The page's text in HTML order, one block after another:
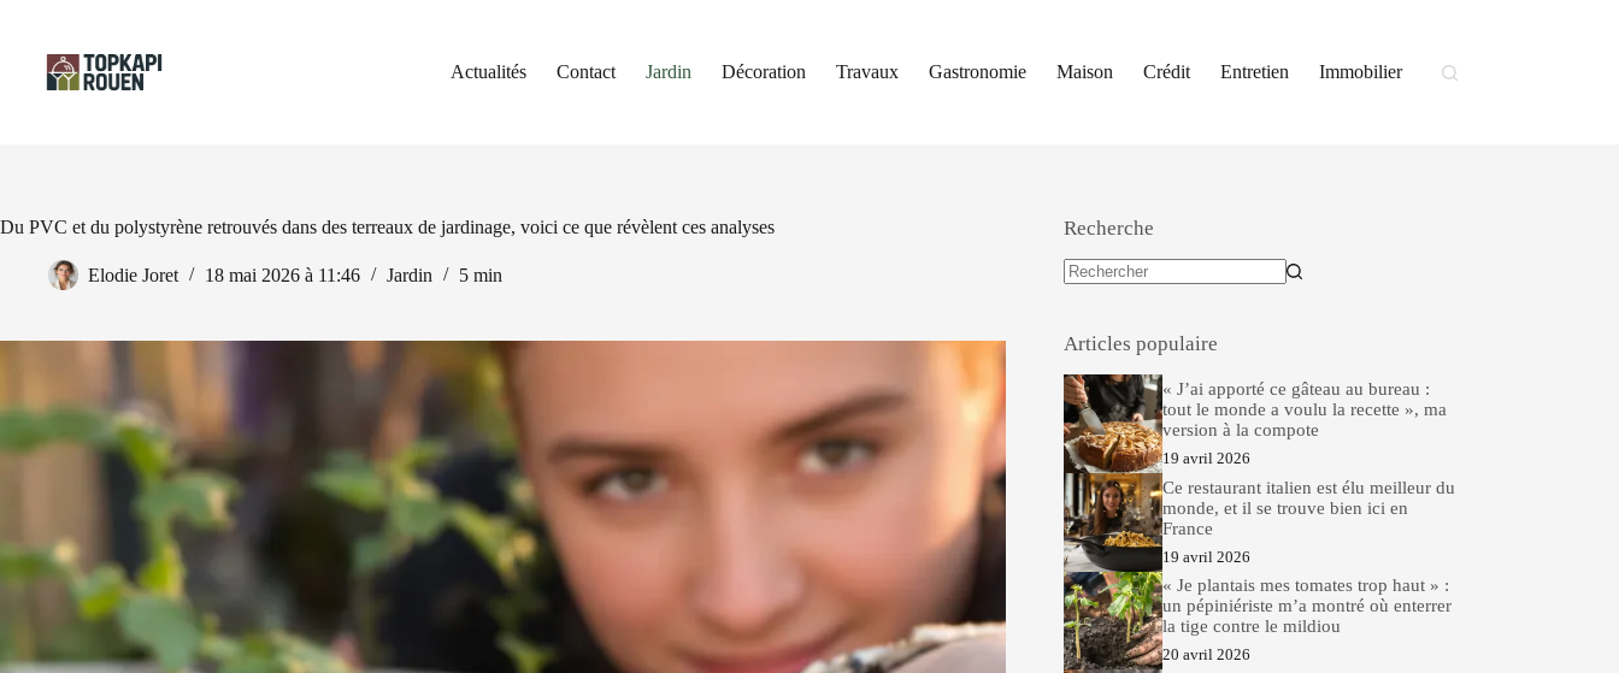
contenu
Actualités
Contact Jardin Décoration Travaux Gastronomie Maison Crédit Entretien Immobilier
Du PVC et du polystyrène retrouvés dans des terreaux de jardinage, voici ce que révèlent ces analyses
Elodie Joret 18 mai 2026 à 11:46 Jardin 5 min
Recherche
Articles populaire
« J’ai apporté ce gâteau au bureau :
tout le monde a voulu la recette », ma
version à la compote
19 avril 2026
Ce restaurant italien est élu meilleur du
monde, et il se trouve bien ici en
France
19 avril 2026
« Je plantais mes tomates trop haut » :
un pépiniériste m’a montré où enterrer
la tige contre le mildiou
20 avril 2026